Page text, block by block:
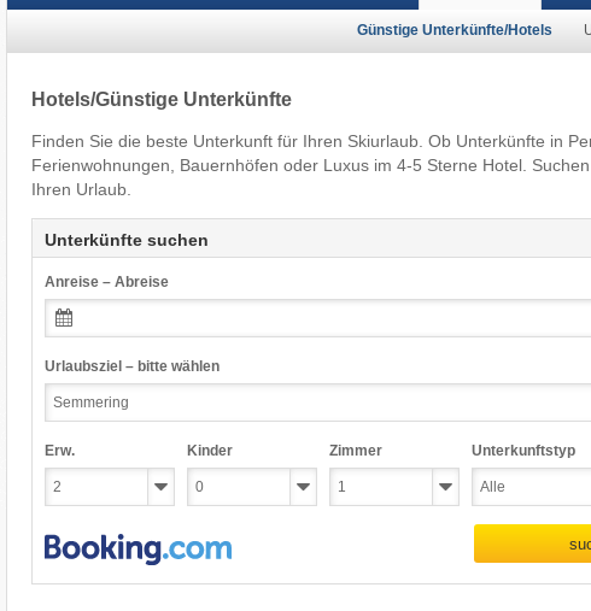
Günstige Unterkünfte/Hotels
Hotels/Günstige Unterkünfte
Finden Sie die beste Unterkunft für Ihren Skiurlaub. Ob Unterkünfte in
Ferienwohnungen, Bauernhöfen oder Luxus im 4-5 Sterne Hotel.
Ihren Urlaub.
Unterkünfte suchen
Anreise – Abreise
Urlaubsziel – bitte wählen
Erw. Kinder Zimmer Unterkunftstyp